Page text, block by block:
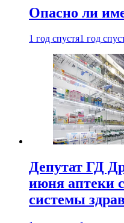
Опасно ли
1 год спустя1 год
Депутат ГД
июня аптеки
системы